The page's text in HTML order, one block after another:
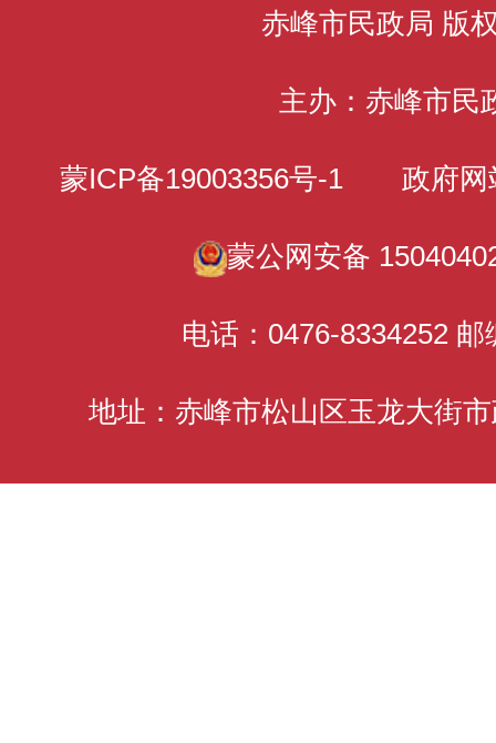
赤峰市民政局 版
主办：赤峰市民
蒙ICP备19003356号-1 政府网
蒙公网安备
电话：0476-8334252 邮
地址：赤峰市松山区玉龙大街